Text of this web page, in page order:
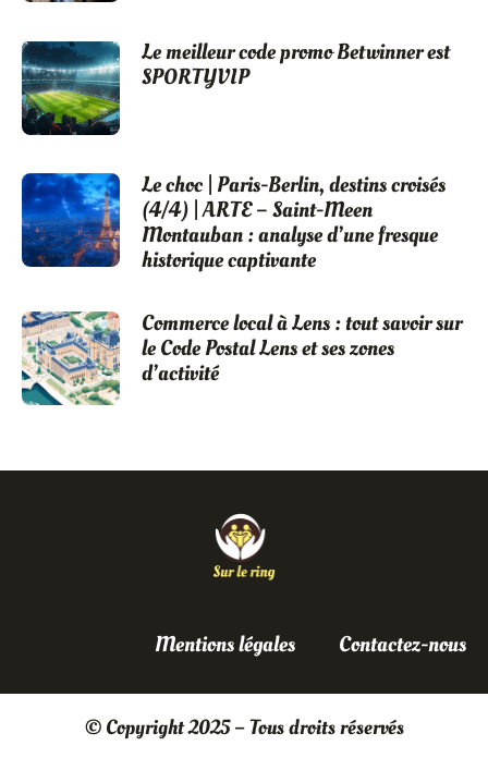
Le meilleur code promo Betwinner est
SPORTYVIP
Le choc | Paris-Berlin, destins croisés
(4/4) | ARTE – Saint-Meen
Montauban : analyse d’une fresque
historique captivante
Commerce local à Lens : tout savoir sur
le Code Postal Lens et ses zones
d’activité
Mentions légales Contactez-nous
© Copyright 2025 – Tous droits réservés